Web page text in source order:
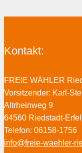
Kontakt:
FREIE WÄHLER
Vorsitzender: Karl-
Altrheinweg 9
64560 Riedstadt-
Telefon: 06158-1756
info@freie-waehler-